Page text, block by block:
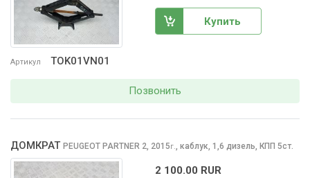
Артикул TOK01VN01
Купить
Позвонить
ДОМКРАТ PEUGEOT PARTNER 2, 2015г., каблук, 1,6 дизель, КПП 5ст.
2 100.00 RUR